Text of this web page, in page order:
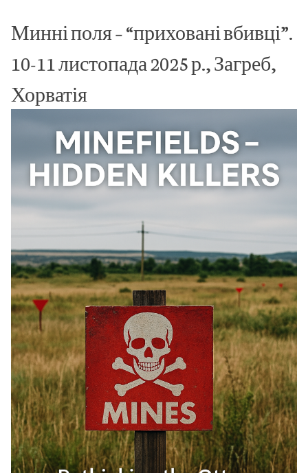
Минні поля – “приховані вбивці”.
10-11 листопада 2025 р., Загреб,
Хорватія